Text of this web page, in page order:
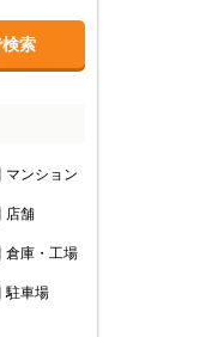
マンション
店舗
倉庫・工場
駐車場